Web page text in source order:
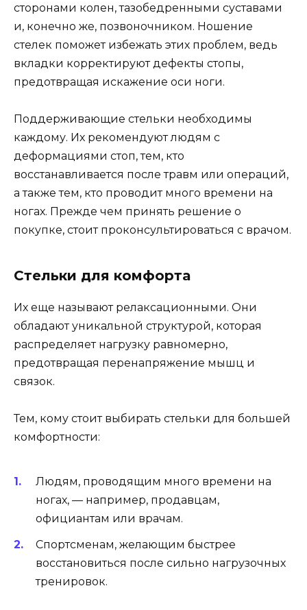
сторонами колен, тазобедренными суставами
и, конечно же, позвоночником. Ношение
стелек поможет избежать этих проблем, ведь
вкладки корректируют дефекты стопы,
предотвращая искажение оси ноги.
Поддерживающие стельки необходимы
каждому. Их рекомендуют людям с
деформациями стоп, тем, кто
восстанавливается после травм или операций,
а также тем, кто проводит много времени на
ногах. Прежде чем принять решение о
покупке, стоит проконсультироваться с врачом.
Стельки для комфорта
Их еще называют релаксационными. Они
обладают уникальной структурой, которая
распределяет нагрузку равномерно,
предотвращая перенапряжение мышц и
связок.
Тем, кому стоит выбирать стельки для большей
комфортности:
Людям, проводящим много времени на
ногах, — например, продавцам,
официантам или врачам.
Спортсменам, желающим быстрее
восстановиться после сильно нагрузочных
тренировок.